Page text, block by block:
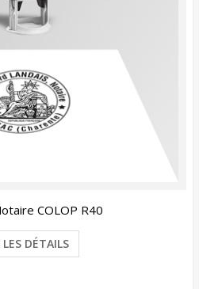
COLOP R40
DÉTAILS